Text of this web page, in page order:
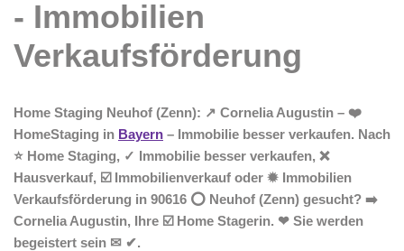
Home Staging Neuhof (Zenn): ↗️ Cornelia Augustin – ❤️
HomeStaging in Bayern – Immobilie besser verkaufen. Nach
⭐ Home Staging, ✓ Immobilie besser verkaufen, ❌
Hausverkauf, ☑️ Immobilienverkauf oder ✹ Immobilien
Verkaufsförderung in 90616 ⭕ Neuhof (Zenn) gesucht? ➡️
Cornelia Augustin, Ihre ☑️ Home Stagerin. ❤ Sie werden
begeistert sein ✉ ✔.